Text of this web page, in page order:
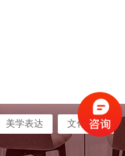
美学表达 文化属性